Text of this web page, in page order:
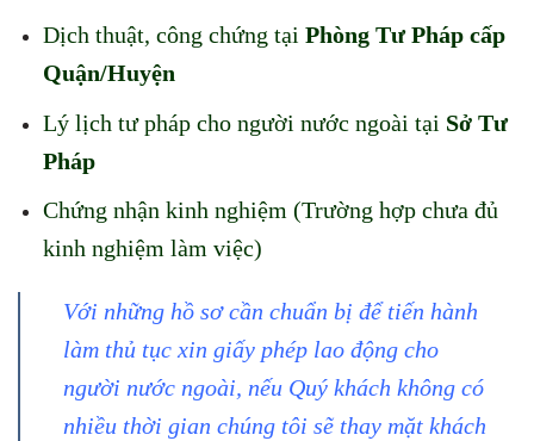
Dịch thuật, công chứng tại Phòng Tư Pháp cấp
Quận/Huyện
Lý lịch tư pháp cho người nước ngoài tại Sở Tư
Pháp
Chứng nhận kinh nghiệm (Trường hợp chưa đủ
kinh nghiệm làm việc)
Với những hồ sơ cần chuẩn bị để tiến hành
làm thủ tục xin giấy phép lao động cho
người nước ngoài, nếu Quý khách không có
nhiều thời gian chúng tôi sẽ thay mặt khách